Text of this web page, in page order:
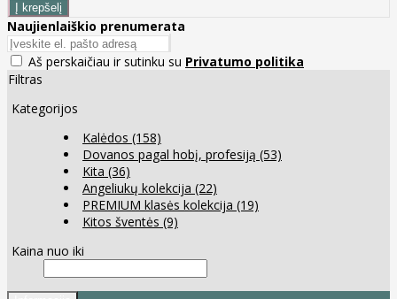
Naujienlaiškio prenumerata
Aš perskaičiau ir sutinku su Privatumo politika
Filtras
Kategorijos
Kalėdos (158)
Dovanos pagal hobį, profesiją (53)
Kita (36)
Angeliukų kolekcija (22)
PREMIUM klasės kolekcija (19)
Kitos šventės (9)
Kaina nuo iki